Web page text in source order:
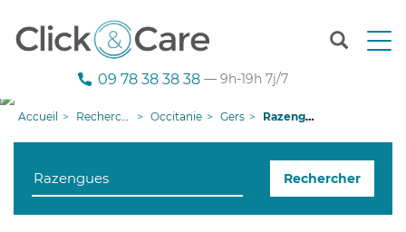
T
n
g
09 78 38 38 38 — 9h-19h 7j/7
Accueil Recherche aide à domicile Occitanie Gers Razengues
Rechercher